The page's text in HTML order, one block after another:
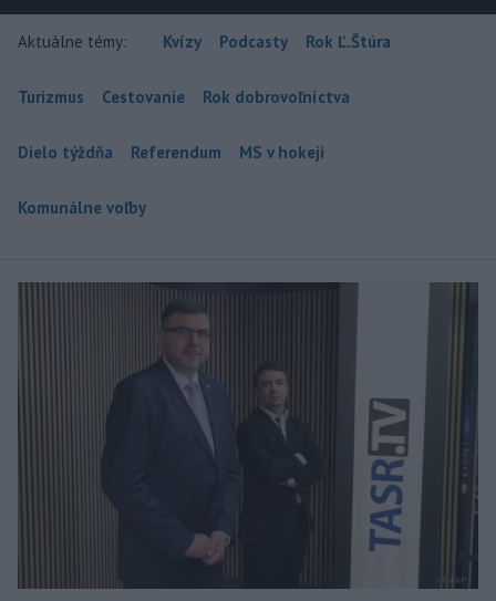
Aktuálne témy: Kvízy Podcasty Rok Ľ.Štúra
Turizmus Cestovanie Rok dobrovoľníctva
Dielo týždňa Referendum MS v hokeji
Komunálne voľby